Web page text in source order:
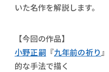
いた名作を解説します。
【今回の作品】
小野正嗣 『九年前の祈り
的な手法で描く